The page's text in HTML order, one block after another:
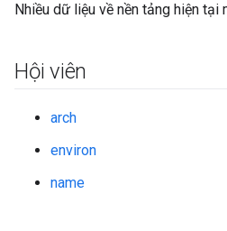
Nhiều dữ liệu về nền tảng hiện tại
Hội viên
arch
environ
name